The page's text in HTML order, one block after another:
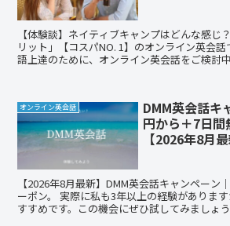
【体験談】ネイティブキャンプはどんな感じ
リット」【コスパNO. 1】のオンライン英会
語上達のために、オンライン英会話をご検討
オンライン英会話
DMM英会話キ
円から＋7日
【2026年8月最
【2026年8月最新】DMM英会話キャンペーン
ーポン。 実際に私も3年以上の経験がありま
すすめです。この機会にぜひ試してみましょ